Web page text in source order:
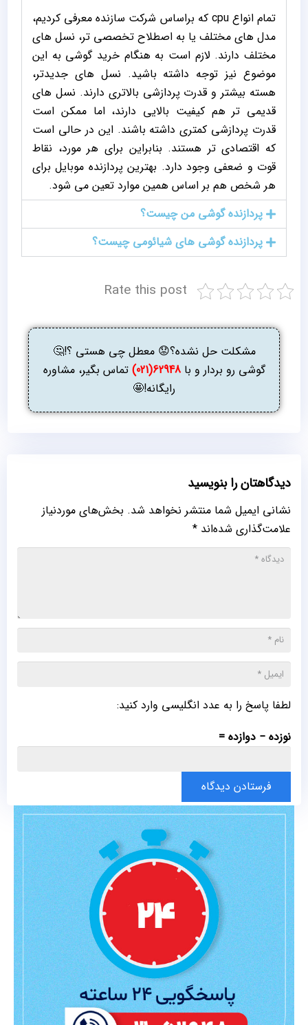
تمام انواع cpu که براساس شرکت سازنده معرفی کردیم،
مدل های مختلف یا به اصطلاح تخصصی تر، نسل های
مختلف دارند. لازم است به هنگام خرید گوشی به این
موضوع نیز توجه داشته باشید. نسل های جدیدتر،
هسته بیشتر و قدرت پردازشی بالاتری دارند. نسل های
قدیمی تر هم کیفیت بالایی دارند، اما ممکن است
قدرت پردازشی کمتری داشته باشند. این در حالی است
که اقتصادی تر هستند. بنابراین برای هر مورد، نقاط
قوت و ضعفی وجود دارد. بهترین پردازنده موبایل برای
هر شخص هم بر اساس همین موارد تعین می شود.
پردازنده گوشی من چیست؟
پردازنده گوشی های شیائومی چیست؟
Rate this post
مشکلت حل نشده؟😟 معطل چی هستی ؟!🤔
گوشی رو بردار و با62948(021)
تماس بگیر، مشاوره
رایگانه!🤩
دیدگاهتان را بنویسید
نشانی ایمیل شما منتشر نخواهد شد. بخش‌های موردنیاز
علامت‌گذاری شده‌اند *
لطفا پاسخ را به عدد انگلیسی وارد کنید:
نوزده − دوازده =
فرستادن دیدگاه